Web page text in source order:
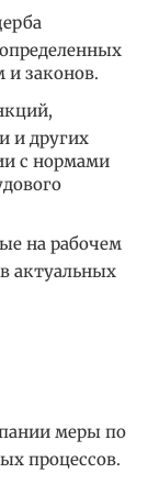
и законов.
и других
с нормами
на рабочем
актуальных
меры по
процессов.